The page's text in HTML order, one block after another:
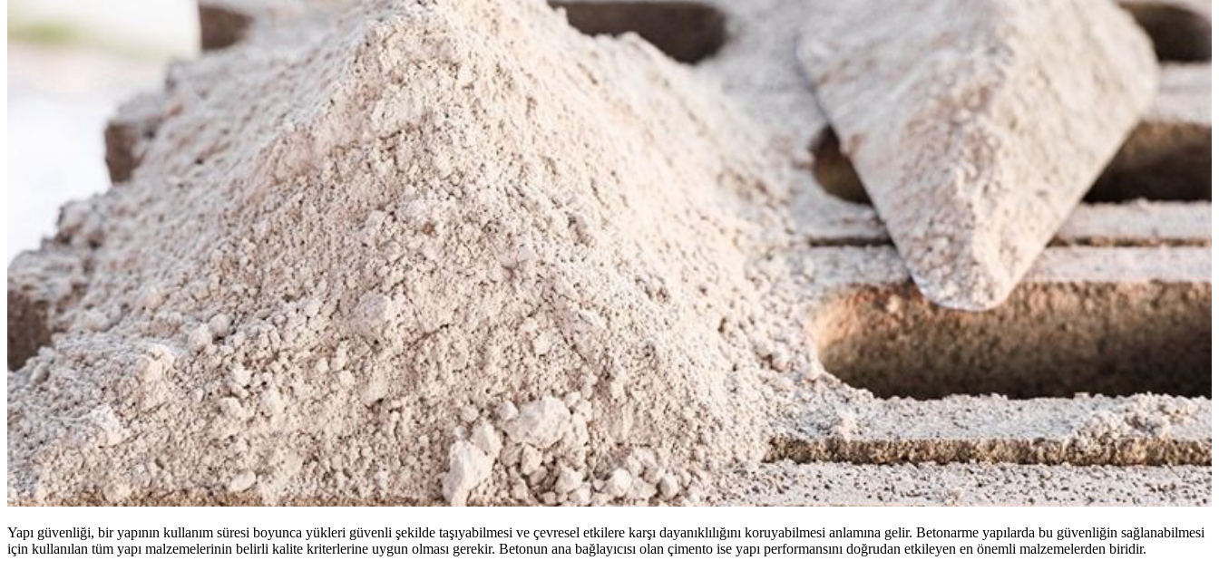
Yapı güvenliği, bir yapının kullanım süresi boyunca yükleri güvenli şekilde taşıyabilmesi ve çevresel etkilere karşı dayanıklılığını koruyabilmesi anlamına gelir. Betonarme yapılarda bu güvenliğin sağlanabilmesi
için kullanılan tüm yapı malzemelerinin belirli kalite kriterlerine uygun olması gerekir. Betonun ana bağlayıcısı olan çimento ise yapı performansını doğrudan etkileyen en önemli malzemelerden biridir.